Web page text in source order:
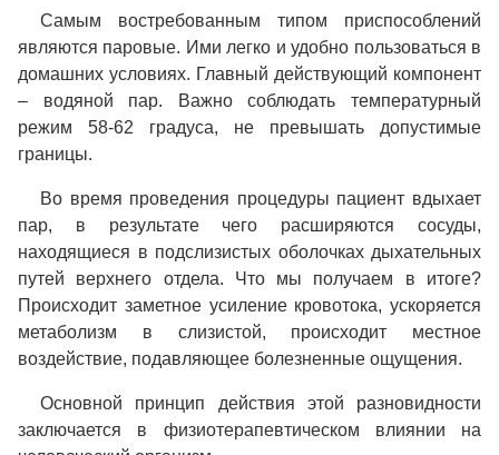
Самым востребованным типом приспособлений
являются паровые. Ими легко и удобно пользоваться в
домашних условиях. Главный действующий компонент
– водяной пар. Важно соблюдать температурный
режим 58-62 градуса, не превышать допустимые
границы.
Во время проведения процедуры пациент вдыхает
пар, в результате чего расширяются сосуды,
находящиеся в подслизистых оболочках дыхательных
путей верхнего отдела. Что мы получаем в итоге?
Происходит заметное усиление кровотока, ускоряется
метаболизм в слизистой, происходит местное
воздействие, подавляющее болезненные ощущения.
Основной принцип действия этой разновидности
заключается в физиотерапевтическом влиянии на